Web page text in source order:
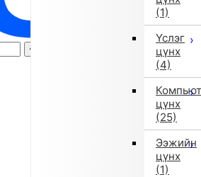
(1)
Үслэг
цүнх
(4)
цүнх
(25)
Ээжийн
цүнх
(1)